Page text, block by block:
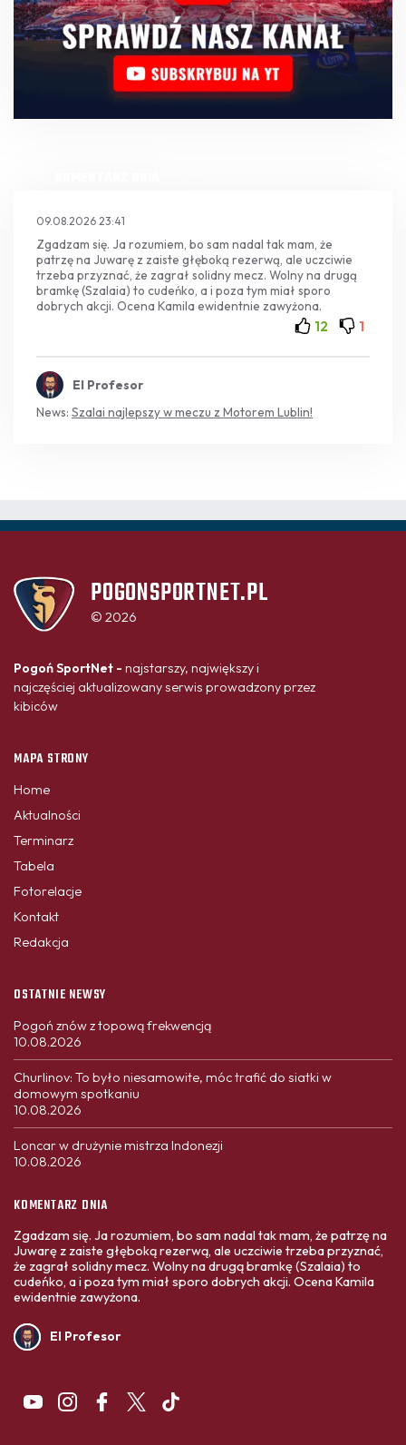
09.08.2026 23:41
Zgadzam się. Ja rozumiem, bo sam nadal tak mam, że
patrzę na Juwarę z zaiste głęboką rezerwą, ale uczciwie
trzeba przyznać, że zagrał solidny mecz. Wolny na drugą
bramkę (Szalaia) to cudeńko, a i poza tym miał sporo
dobrych akcji. Ocena Kamila ewidentnie zawyżona.
12 1
El Profesor
News: Szalai najlepszy w meczu z Motorem Lublin!
POGONSPORTNET.PL
© 2026
Pogoń SportNet - najstarszy, największy i
najczęściej aktualizowany serwis prowadzony przez
kibiców
MAPA STRONY
Home
Aktualności
Terminarz
Tabela
Fotorelacje
Kontakt
Redakcja
OSTATNIE NEWSY
Pogoń znów z topową frekwencją
10.08.2026
Churlinov: To było niesamowite, móc trafić do siatki w
domowym spotkaniu
10.08.2026
Loncar w drużynie mistrza Indonezji
10.08.2026
KOMENTARZ DNIA
Zgadzam się. Ja rozumiem, bo sam nadal tak mam, że patrzę na
Juwarę z zaiste głęboką rezerwą, ale uczciwie trzeba przyznać,
że zagrał solidny mecz. Wolny na drugą bramkę (Szalaia) to
cudeńko, a i poza tym miał sporo dobrych akcji. Ocena Kamila
ewidentnie zawyżona.
El Profesor